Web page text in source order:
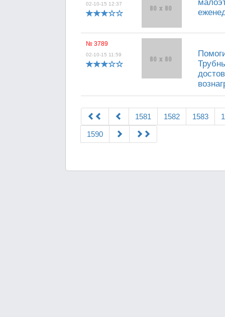
02-10-15 12:37
№ 3789
02-10-15 11:59
1581 1582 1583
1590